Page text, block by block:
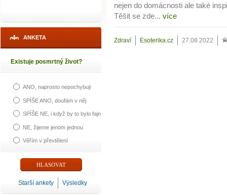
ANKETA
Existuje posmrtný život?
ANO, naprosto nepochybuji
SPÍŠE ANO, doufám v něj
SPÍŠE NE, i když by to bylo fajn
NE, žijeme jenom jednou
Věřím v převtělení
Starší ankety Výsledky
nejen do domácnosti ale také
Těšit se zde... více
Zdraví Esoterika.cz 27.08.2022